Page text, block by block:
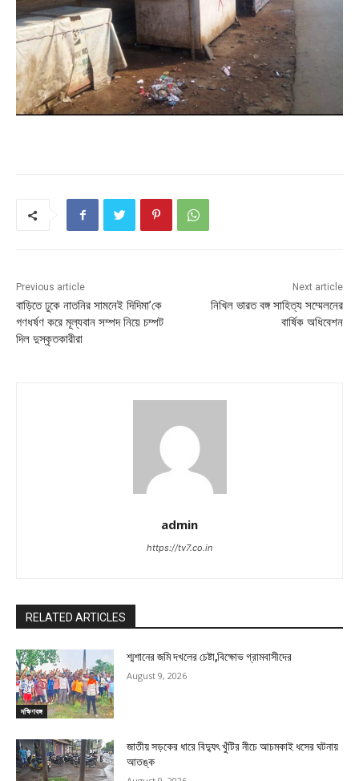
Previous article
বাড়িতে ঢুকে নাতনির সামনেই দিদিমা’কে
গণধর্ষণ করে মূল্যবান সম্পদ নিয়ে চম্পট
দিল দুস্কৃতকারীরা
Next article
নিখিল ভারত বঙ্গ সাহিত্য সম্মেলনের
বার্ষিক অধিবেশন
admin
https://tv7.co.in
RELATED ARTICLES
দক্ষিণবঙ্গ
শ্মশানের জমি দখলের চেষ্টা,বিক্ষোভ গ্রামবাসীদের
August 9, 2026
জাতীয় সড়কের ধারে বিদ্যুৎ খুঁটির নীচে আচমকাই ধসের ঘটনায়
আতঙ্ক